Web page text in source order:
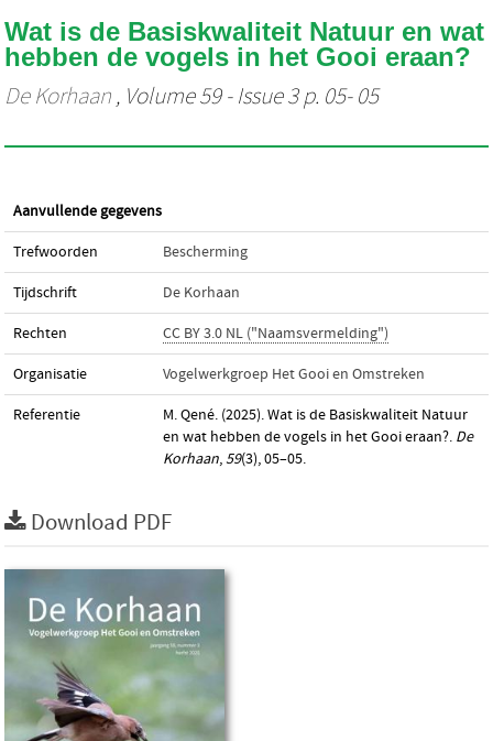
Wat is de Basiskwaliteit Natuur en wat
hebben de vogels in het Gooi eraan?
De Korhaan , Volume 59 - Issue 3 p. 05- 05
Aanvullende gegevens
Trefwoorden Bescherming
Tijdschrift De Korhaan
Rechten CC BY 3.0 NL ("Naamsvermelding")
Organisatie Vogelwerkgroep Het Gooi en Omstreken
Referentie
M. Qené. (2025). Wat is de Basiskwaliteit Natuur
en wat hebben de vogels in het Gooi eraan?. De
Korhaan,59(3), 05–05.
Download PDF